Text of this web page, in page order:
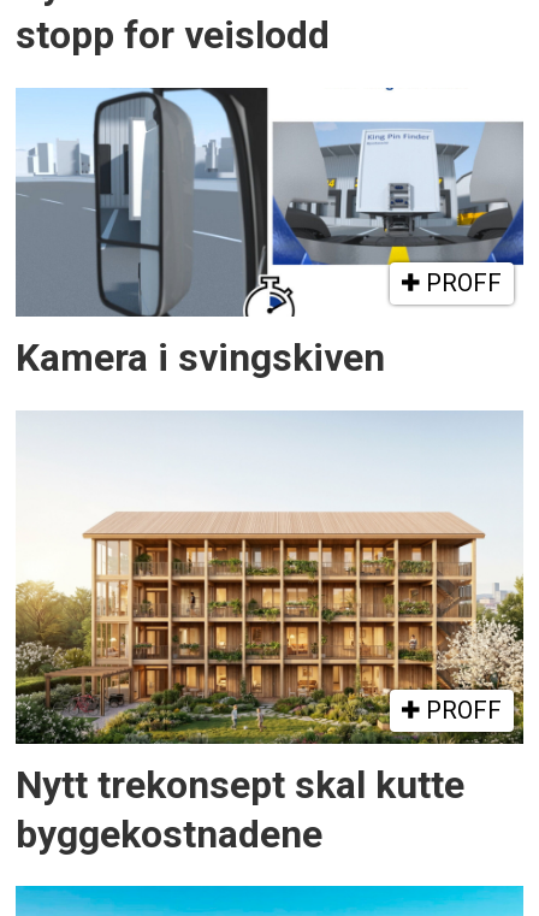
stopp for veislodd
PROFF
Kamera i svingskiven
PROFF
Nytt trekonsept skal kutte
byggekostnadene